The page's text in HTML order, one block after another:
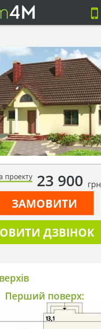
проекту 23 900 грн
ЗАМОВИТИ
ДЗВІНОК
Перший поверх: